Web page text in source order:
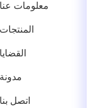
معلومات عنا
المنتجات
القضايا
مدونة
اتصل بنا